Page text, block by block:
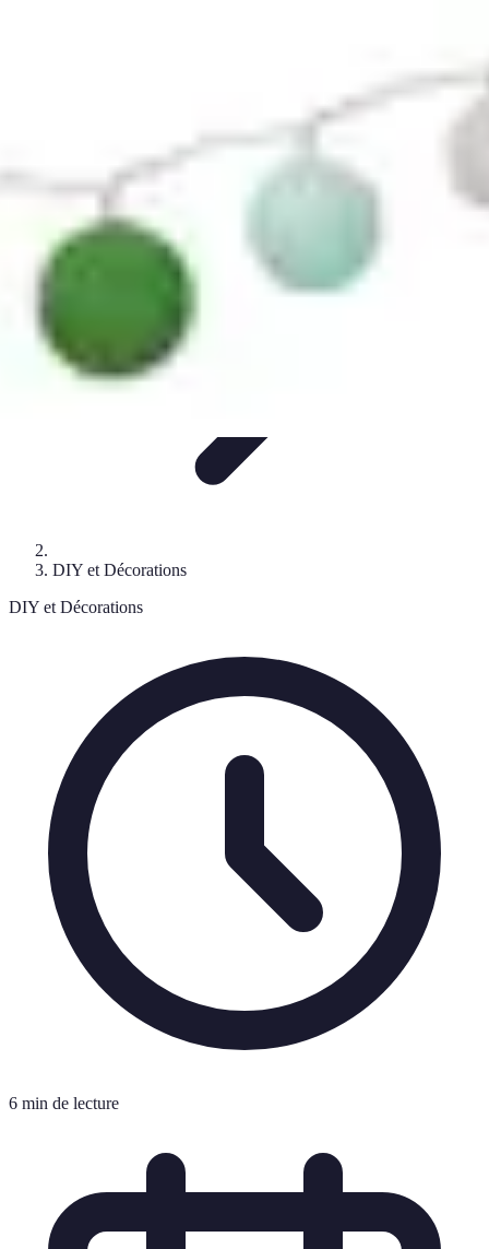
DIY et Décorations
DIY et Décorations
6 min de lecture